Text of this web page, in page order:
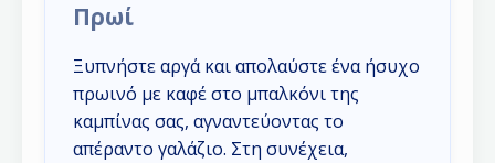
Πρωί
Ξυπνήστε αργά και απολαύστε ένα ήσυχο
πρωινό με καφέ στο μπαλκόνι της
καμπίνας σας, αγναντεύοντας το
απέραντο γαλάζιο. Στη συνέχεια,